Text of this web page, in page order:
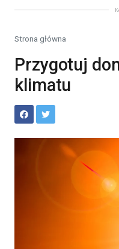
Strona główna
Przygotuj
klimatu